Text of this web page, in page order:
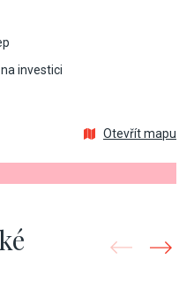
investici
Otevřít mapu